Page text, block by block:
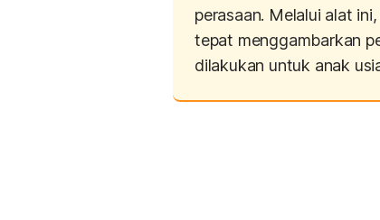
perasaan. Melalui alat
tepat menggambarkan
dilakukan untuk anak